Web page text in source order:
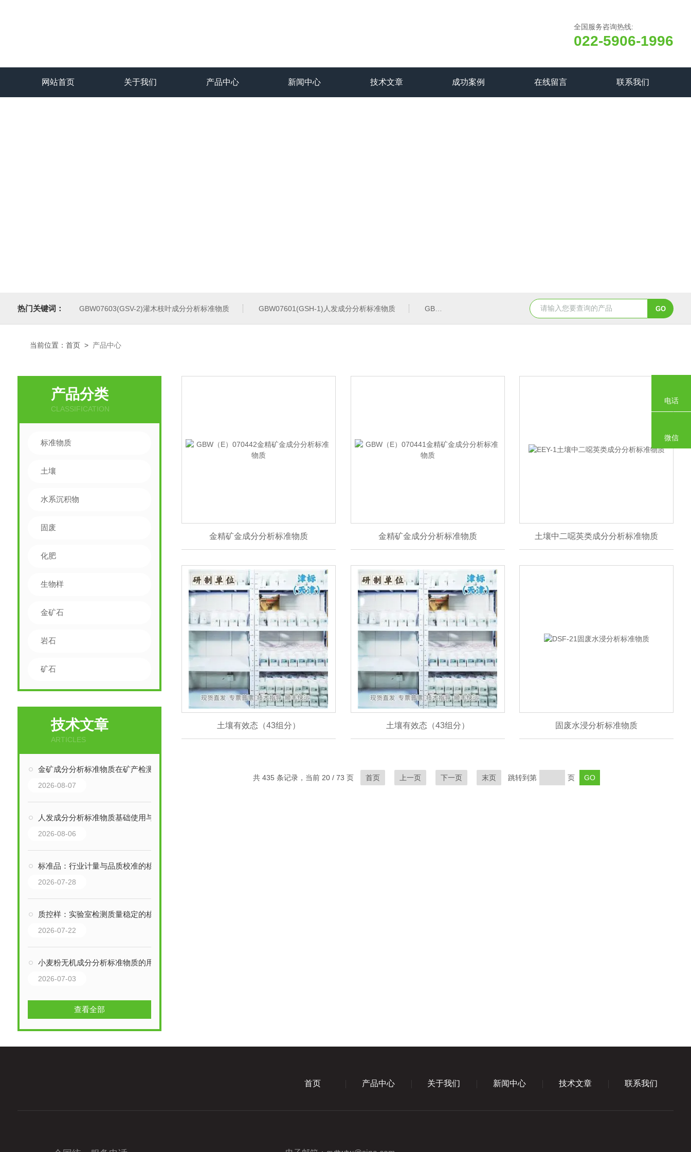
全国服务咨询热线:
022-5906-1996
网站首页 关于我们 产品中心 新闻中心 技术文章 成功案例 在线留言 联系我们
热门关键词： GBW07603(GSV-2)灌木枝叶成分分析标准物质 GBW07601(GSH-1)人发成分分析标准物质 GBW07342(GPt-10)铂族金属 GBW07341(GPt-9)铂族金属
当前位置： 首页> 产品中心
产品分类
CLASSIFICATION
标准物质
土壤
水系沉积物
固废
化肥
生物样
金矿石
岩石
矿石
技术文章
ARTICLES
金矿成分分析标准物质在矿产检测中的应用与价值探析
2026-08-07
人发成分分析标准物质基础使用与保存要求
2026-08-06
标准品：行业计量与品质校准的核心基石
2026-07-28
质控样：实验室检测质量稳定的核心保障
2026-07-22
小麦粉无机成分分析标准物质的用途
2026-07-03
查看全部
金精矿金成分分析标准物质 金精矿金成分分析标准物质 土壤中二噁英类成分分析标准物质
土壤有效态（43组分） 土壤有效态（43组分） 固废水浸分析标准物质
共 435 条记录，当前 20 / 73 页 首页 上一页 下一页 末页 跳转到第 页
首页 产品中心 关于我们 新闻中心 技术文章 联系我们
电话
微信